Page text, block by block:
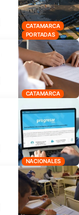
CATAMARCA
PORTADAS
CATAMARCA
NACIONALES